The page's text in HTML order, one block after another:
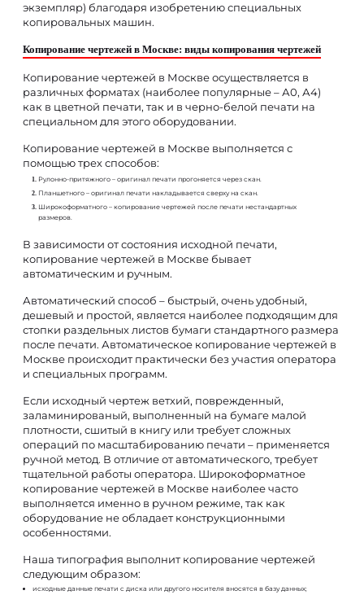
экземпляр) благодаря изобретению специальных
копировальных машин.
Копирование чертежей в Москве: виды копирования чертежей
Копирование чертежей в Москве осуществляется в
различных форматах (наиболее популярные – А0, А4)
как в цветной печати, так и в черно-белой печати на
специальном для этого оборудовании.
Копирование чертежей в Москве выполняется с
помощью трех способов:
Рулонно-притяжного – оригинал печати прогоняется через скан.
Планшетного – оригинал печати накладывается сверху на скан.
Широкоформатного – копирование чертежей после печати нестандартных
размеров.
В зависимости от состояния исходной печати,
копирование чертежей в Москве бывает
автоматическим и ручным.
Автоматический способ – быстрый, очень удобный,
дешевый и простой, является наиболее подходящим для
стопки раздельных листов бумаги стандартного размера
после печати. Автоматическое копирование чертежей в
Москве происходит практически без участия оператора
и специальных программ.
Если исходный чертеж ветхий, поврежденный,
заламинированый, выполненный на бумаге малой
плотности, сшитый в книгу или требует сложных
операций по масштабированию печати – применяется
ручной метод. В отличие от автоматического, требует
тщательной работы оператора. Широкоформатное
копирование чертежей в Москве наиболее часто
выполняется именно в ручном режиме, так как
оборудование не обладает конструкционными
особенностями.
Наша типография выполнит копирование чертежей
следующим образом:
исходные данные печати с диска или другого носителя вносятся в базу данных;